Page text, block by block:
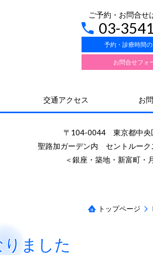
ご予約・お問合せ
03-
予約・診療時間
お問合せフォ
交通アクセス お
〒104-0044 東京都中央
聖路加ガーデン内 セントルーク
＜銀座・築地・新富町・
トップページ
ました